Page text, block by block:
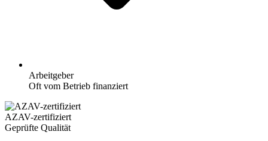
Arbeitgeber
Oft vom Betrieb finanziert
AZAV-zertifiziert
Geprüfte Qualität